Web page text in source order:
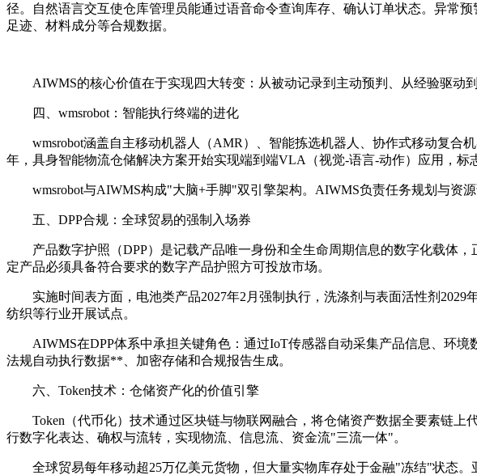
径。自然语言交互使仓库管理员能通过语音命令查询库存、确认订单状态。异常
足迹、材料成分等合规数据。
AIWMS的核心价值在于实现四大转变：从被动记录到主动预判、从经验驱动
四、wmsrobot：智能执行终端的进化
wmsrobot涵盖自主移动机器人（AMR）、智能拣选机器人、协作式移动复
年，具身智能物流仓储解决方案开始实现端到端VLA（视觉-语言-动作）应用，标
wmsrobot与AIWMS构成"大脑+手脚"双引擎架构。AIWMS负责任务规划与资
五、DPP合规：全球贸易的强制入场券
产品数字护照（DPP）是记载产品唯一身份和全生命周期信息的数字化载体
定产品必须具备符合要求的数字产品护照方可投放市场。
实施时间表方面，电池类产品2027年2月强制执行，洗涤剂与表面活性剂2029
纺织等行业开展试点。
AIWMS在DPP体系中承担关键角色：通过IoT传感器自动采集产品信息、环
法规自动执行数据**、加密存储和合规报告生成。
六、Token技术：仓储资产化的价值引擎
Token（代币化）技术通过区块链与物联网融合，将仓储资产数据全要素链
行数字化表达、确权与流转，实现物流、信息流、资金流"三流一体"。
全球贸易每年移动超25万亿美元货物，但大量实物库存处于金融"冻结"状态